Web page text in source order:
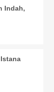
Indah,